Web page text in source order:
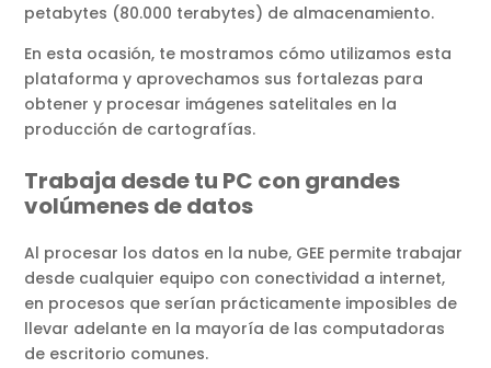
petabytes (80.000 terabytes) de almacenamiento.
En esta ocasión, te mostramos cómo utilizamos esta
plataforma y aprovechamos sus fortalezas para
obtener y procesar imágenes satelitales en la
producción de cartografías.
Trabaja desde tu PC con grandes
volúmenes de datos
Al procesar los datos en la nube, GEE permite trabajar
desde cualquier equipo con conectividad a internet,
en procesos que serían prácticamente imposibles de
llevar adelante en la mayoría de las computadoras
de escritorio comunes.